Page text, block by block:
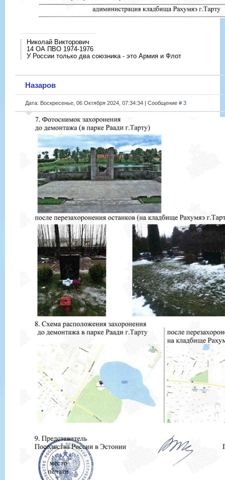
Николай Викторович
14 ОА ПВО 1974-1976
У России только два союзника - это Армия и Флот
Назаров
Дата: Воскресенье, 06 Октября 2024, 07:34:34 | Сообщение # 3